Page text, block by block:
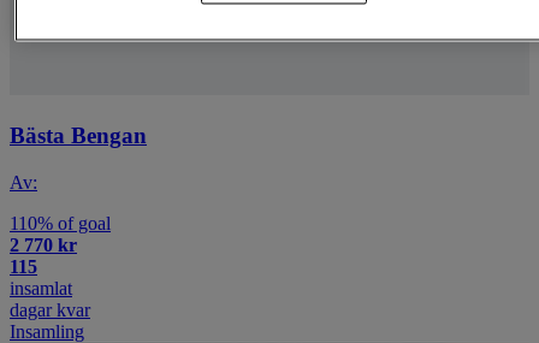
Bästa Bengan
Av:
110% of goal
2 770 kr
115
insamlat
dagar kvar
Insamling